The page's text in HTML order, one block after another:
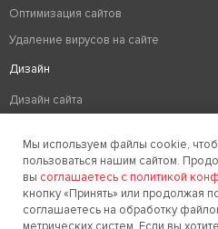
Оптимизация сайтов
Удаление вирусов на сайте
Дизайн
Дизайн сайта
Создание фирменного стиля
Заказать звонок
Мы используем файлы cookie,
пользоваться нашим сайтом.
вы соглашаетесь с политикой
кнопку «Принять» или продолжая
соглашаетесь на обработку